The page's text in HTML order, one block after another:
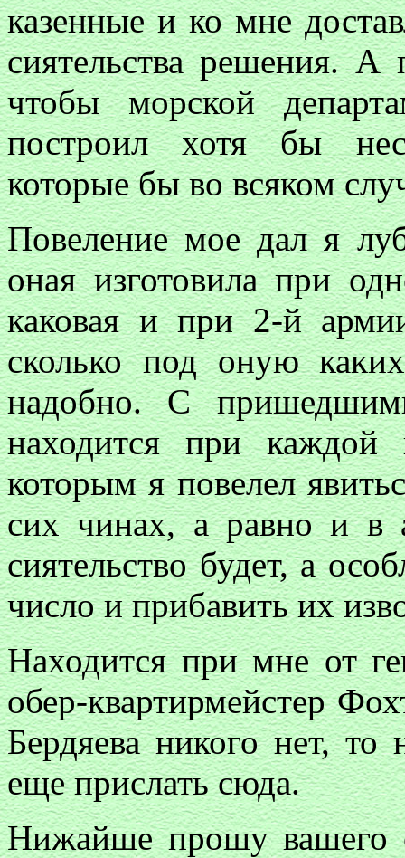
казенные и ко мне
сиятельства решения.
чтобы морской
построил хотя бы
которые бы во всяком
Повеление мое дал я
оная изготовила при
каковая и при 2-й
сколько под оную
надобно. С
находится при
которым я повелел
сих чинах, а равно и в
сиятельство будет, а
число и прибавить их
Находится при мне от
обер-квартирмейстер
Бердяева никого нет,
еще прислать сюда.
Нижайше прошу вашего